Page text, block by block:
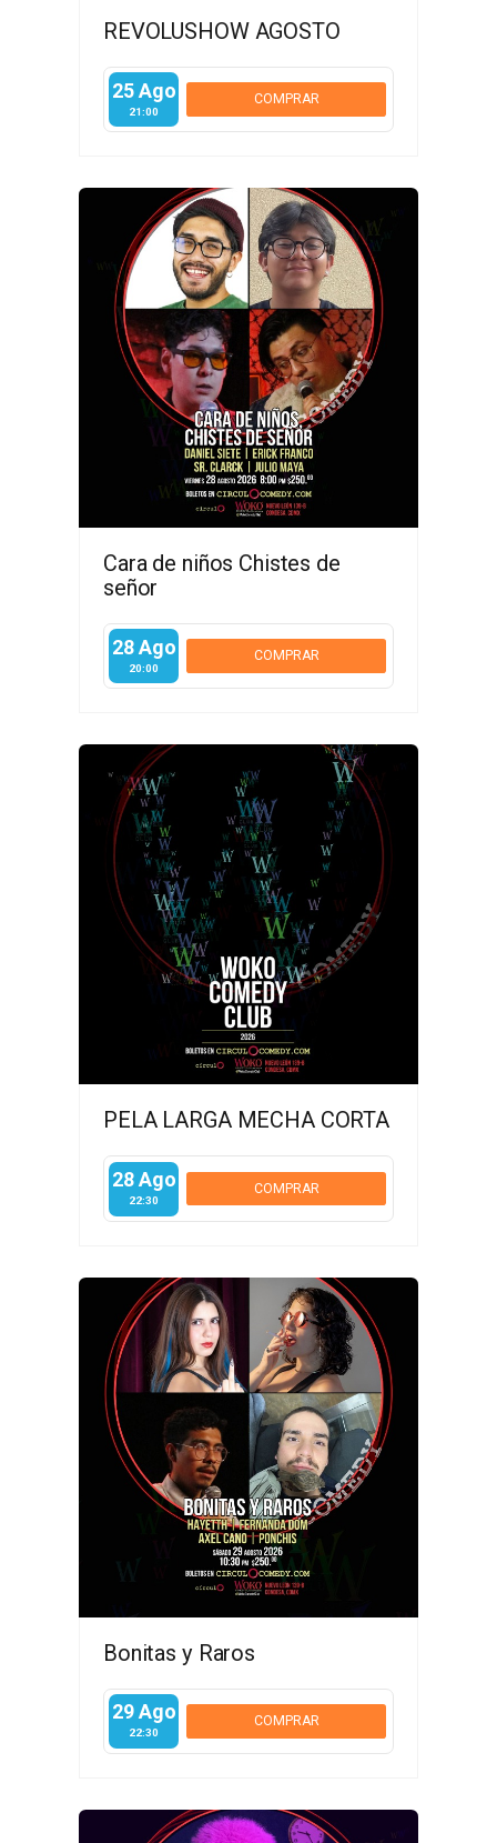
REVOLUSHOW AGOSTO
25 Ago
21:00
COMPRAR
Cara de niños Chistes de
señor
28 Ago
20:00
COMPRAR
PELA LARGA MECHA CORTA
28 Ago
22:30
COMPRAR
Bonitas y Raros
29 Ago
22:30
COMPRAR